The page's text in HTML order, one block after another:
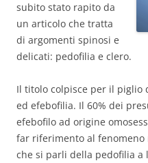
subito stato rapito da
un articolo che tratta
di argomenti spinosi e
delicati: pedofilia e clero.
Il titolo colpisce per il piglio
ed efebofilia. Il 60% dei
efebofilo ad origine
far riferimento al fenomeno
che si parli della pedofilia a